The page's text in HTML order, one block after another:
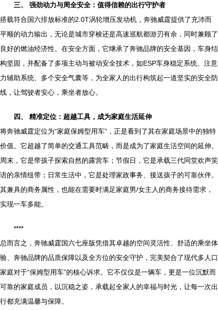
三、 强劲动力与周全安全：值得信赖的出行守护者
搭载符合国六排放标准的2.0T涡轮增压发动机，奔驰威霆提供了充沛而
平顺的动力输出，无论是城市穿梭还是高速巡航都游刃有余，同时兼顾了
良好的燃油经济性。在安全方面，它继承了奔驰品牌的安全基因，车身结
构坚固，并配备了多项主动与被动安全技术，如ESP车身稳定系统、注意
力辅助系统、多个安全气囊等，为全家人的出行构筑起一道坚实的安全防
线，让驾驶者安心，乘坐者放心。
四、 精准定位：超越工具，成为家庭生活延伸
将奔驰威霆定位为“家庭保姆型用车”，正是看到了其在家庭场景中的独特
价值。它超越了简单的交通工具范畴，而是成为了家庭生活空间的延伸。
周末，它是带孩子探索自然的露营车；节假日，它是承载三代同堂欢声笑
语的亲情纽带；日常生活中，它是处理家政事务、接送孩子的可靠伙伴。
其兼具的商务属性，也能在需要时满足家庭男/女主人的商务接待需求，
实现一车多能。
****
总而言之，奔驰威霆国六七座版凭借其卓越的空间灵活性、舒适的乘坐体
验、奔驰品牌的品质保障以及全方位的安全守护，完美契合了现代多人口
家庭对于“保姆型用车”的核心诉求。它不仅仅是一辆车，更是一位沉默而
可靠的家庭成员，以沉稳之姿，承载起全家人的幸福与时光，让每一次出
行都充满温馨与保障。